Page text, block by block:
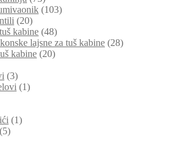
(103)
(20)
kabine (48)
lajsne za tuš kabine (28)
kabine (20)
(3)
(1)
(1)
(5)